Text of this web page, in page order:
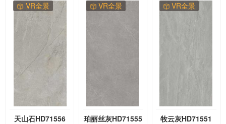
VR全景
天山石HD71556
VR全景
珀丽丝灰HD71555
VR全景
牧云灰HD71551